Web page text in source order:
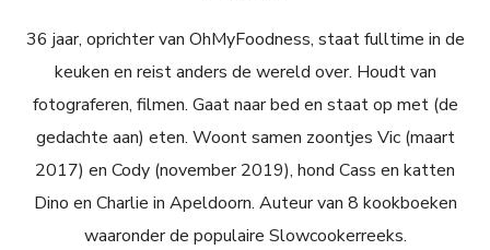
36 jaar, oprichter van OhMyFoodness, staat fulltime in de
keuken en reist anders de wereld over. Houdt van
fotograferen, filmen. Gaat naar bed en staat op met (de
gedachte aan) eten. Woont samen zoontjes Vic (maart
2017) en Cody (november 2019), hond Cass en katten
Dino en Charlie in Apeldoorn. Auteur van 8 kookboeken
waaronder de populaire Slowcookerreeks.